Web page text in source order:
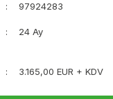
97924283
24 Ay
3.165,00 EUR + KDV